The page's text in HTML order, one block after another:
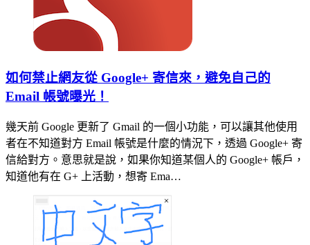
如何禁止網友從 Google+ 寄信來，避免自己的
Email 帳號曝光！
幾天前 Google 更新了 Gmail 的一個小功能，可以讓其他使用
者在不知道對方 Email 帳號是什麼的情況下，透過 Google+ 寄
信給對方。意思就是說，如果你知道某個人的 Google+ 帳戶，
知道他有在 G+ 上活動，想寄 Ema…